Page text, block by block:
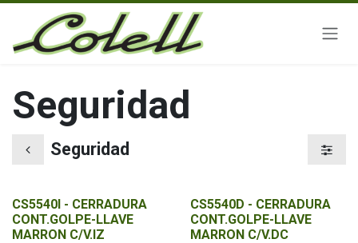
Ir al contenido
Seguridad
Seguridad
CS5540I - CERRADURA
CONT.GOLPE-LLAVE
MARRON C/V.IZ
CS5540D - CERRADURA
CONT.GOLPE-LLAVE
MARRON C/V.DC